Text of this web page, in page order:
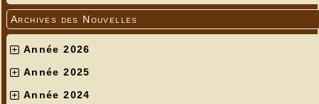
Archives des Nouvelles
Année 2026
Année 2025
Année 2024